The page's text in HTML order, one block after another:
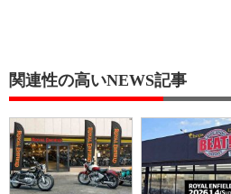
関連性の高いNEWS記事